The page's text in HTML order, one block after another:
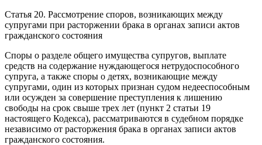
Статья 20. Рассмотрение споров, возникающих между
супругами при расторжении брака в органах записи актов
гражданского состояния
Споры о разделе общего имущества супругов, выплате
средств на содержание нуждающегося нетрудоспособного
супруга, а также споры о детях, возникающие между
супругами, один из которых признан судом недееспособным
или осужден за совершение преступления к лишению
свободы на срок свыше трех лет (пункт 2 статьи 19
настоящего Кодекса), рассматриваются в судебном порядке
независимо от расторжения брака в органах записи актов
гражданского состояния.